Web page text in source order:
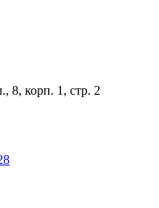
8, корп. 1, стр. 2